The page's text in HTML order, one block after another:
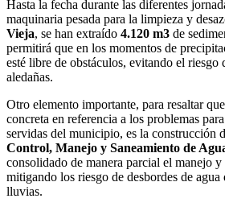
Hasta la fecha durante las diferentes
maquinaria pesada para la limpieza y
Vieja, se han extraído 4.120 m3 de
permitirá que en los momentos de
esté libre de obstáculos, evitando el riesgo
aledañas.
Otro elemento importante, para resaltar
concreta en referencia a los problemas
servidas del municipio, es la construcción
Control, Manejo y Saneamiento de
consolidado de manera parcial el manejo
mitigando los riesgo de desbordes de
lluvias.